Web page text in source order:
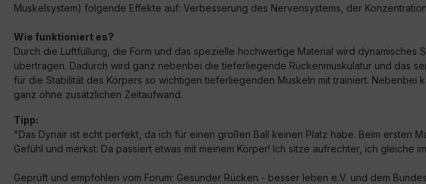
Muskelsystem) folgende Effekte auf: Verbesserung des Nervensystems, der
Wie funktioniert es?
Durch die Luftfüllung, die Form und das spezielle hochwertige Material wird
übertragen. Dadurch wird ganz nebenbei die tieferliegende Rückenmuskulatur und das
für die Stabilität des Körpers so wichtigen tieferliegenden Muskeln mit trainiert.
ganz ohne zusätzlichen Zeitaufwand.
Tipp:
"Das Dynair ist echt perfekt, da ich für einen großen Ball keinen Platz habe. Beim ersten
Gefühl und merkst: Da passiert etwas mit meinem Körper! Ich sitze aufrechter, ich gleiche
Geprüft und empfohlen vom Forum: Gesunder Rücken - besser leben e.V. und dem